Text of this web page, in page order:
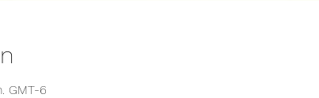
GMT-6